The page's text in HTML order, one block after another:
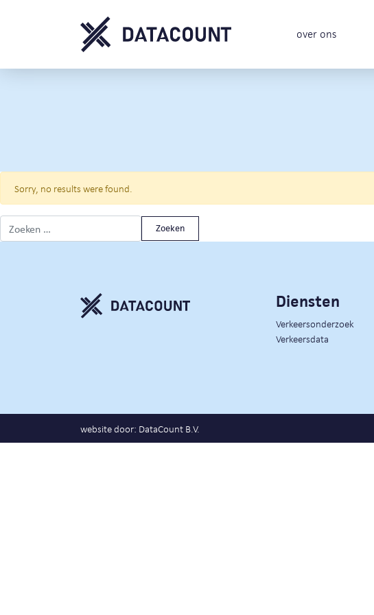
over ons
Sorry, no results were found.
Diensten
Verkeersonderzoek
Verkeersdata
website door: DataCount B.V.